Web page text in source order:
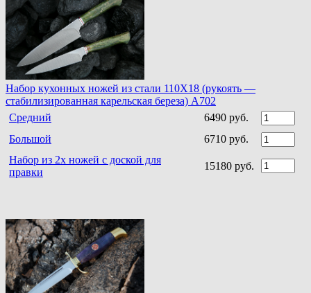
Набор кухонных ножей из стали 110Х18 (рукоять —
стабилизированная карельская береза) A702
Средний
6490 руб.
Большой
6710 руб.
Набор из 2х ножей с доской для
правки
15180 руб.